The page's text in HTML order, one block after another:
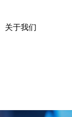
关于我们